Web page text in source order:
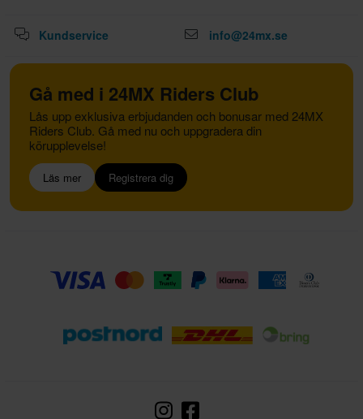
Kundservice info@24mx.se
Gå med i 24MX Riders Club
Lås upp exklusiva erbjudanden och bonusar med 24MX
Riders Club. Gå med nu och uppgradera din
körupplevelse!
Läs mer Registrera dig